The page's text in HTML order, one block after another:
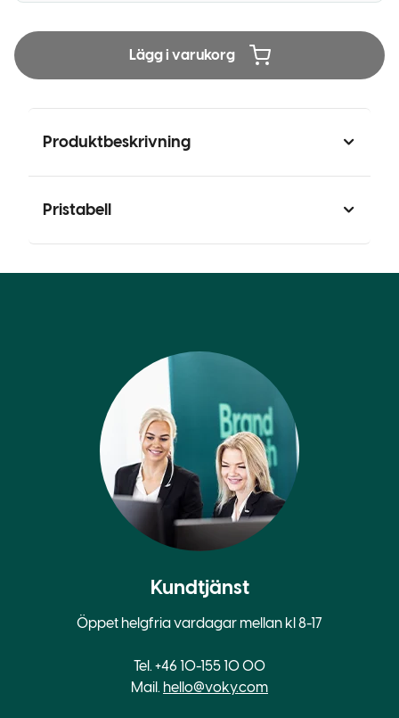
Lägg i varukorg
Produktbeskrivning
Pristabell
Kundtjänst
Öppet helgfria vardagar mellan kl 8-17
Tel. +46 10-155 10 00
Mail. hello@voky.com